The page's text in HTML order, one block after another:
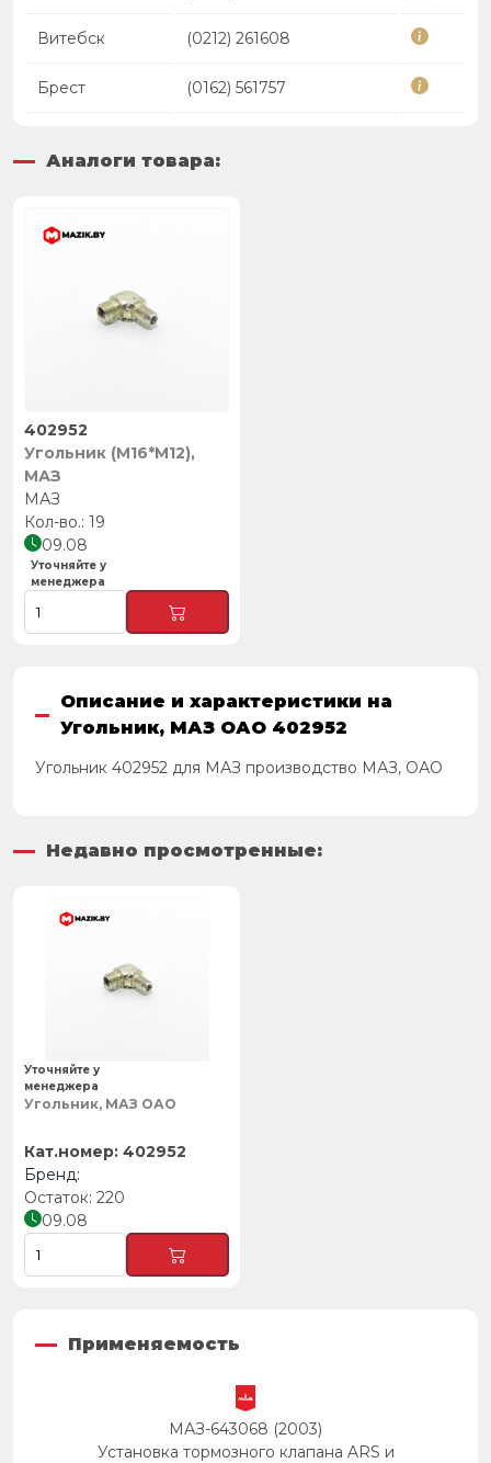
Витебск (0212) 261608
Брест (0162) 561757
Аналоги товара:
Угольник (М16*М12),
МАЗ
402952
МАЗ
19
09.08
Уточняйте у
менеджера
Описание и характеристики на
Угольник, МАЗ ОАО 402952
Угольник 402952 для МАЗ производство МАЗ, ОАО
Недавно просмотренные:
Угольник, МАЗ ОАО
402952
220
09.08
Уточняйте у
менеджера
Применяемость
МАЗ-643068 (2003)
Установка тормозного клапана ARS и